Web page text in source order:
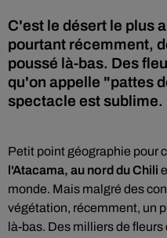
C'est le désert le plus
pourtant récemment,
poussé là-bas. Des
qu'on appelle "pattes
spectacle est sublime.
Petit point géographie pour
l'Atacama, au nord du Chili
monde. Mais malgré des
végétation, récemment, un
là-bas. Des milliers de